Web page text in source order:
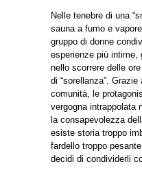
Nelle tenebre di una
sauna a fumo e
gruppo di donne
esperienze più intime,
nello scorrere delle
di “sorellanza”.
comunità, le
vergogna intrappolata
la consapevolezza
esiste storia troppo
fardello troppo
decidi di condividerli